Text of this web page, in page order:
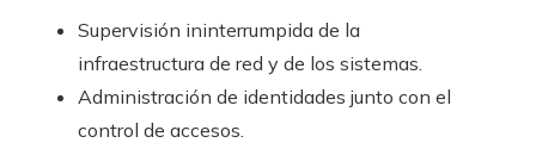
Supervisión ininterrumpida de la
infraestructura de red y de los sistemas.
Administración de identidades junto con el
control de accesos.